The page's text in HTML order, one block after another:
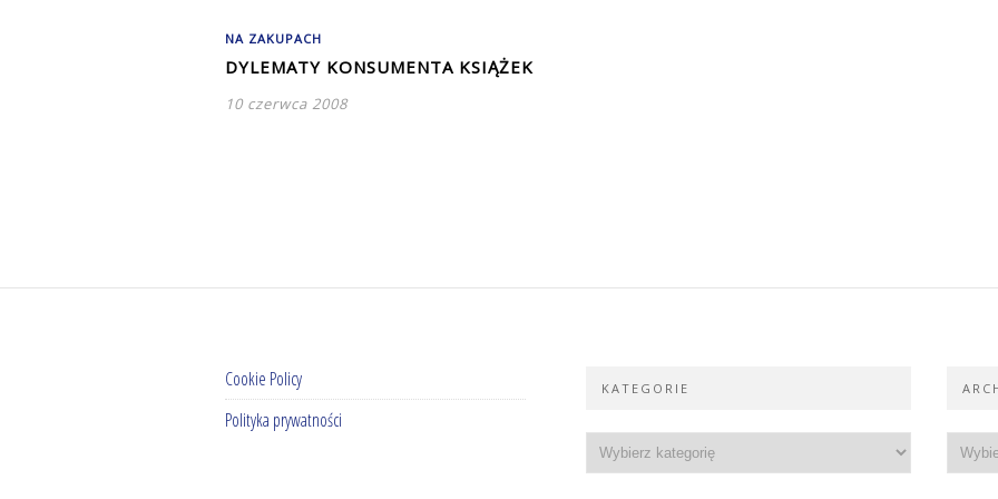
NA ZAKUPACH
DYLEMATY KONSUMENTA KSIĄŻEK
10 czerwca 2008
Cookie Policy
Polityka prywatności
KATEGORIE